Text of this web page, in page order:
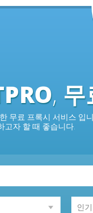
, 무
무료 프록시 서비스 입
고자 할 때 좋습니다.
인